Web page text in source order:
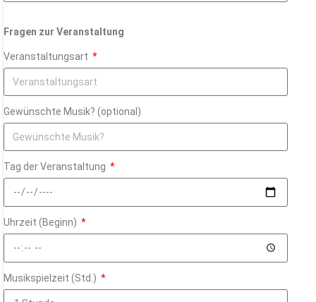
Fragen zur Veranstaltung
Veranstaltungsart
Gewünschte Musik? (optional)
Tag der Veranstaltung
Uhrzeit (Beginn)
Musikspielzeit (Std.)